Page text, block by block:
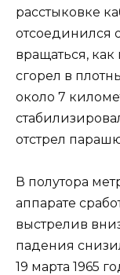
расстыковке
отсоединился
вращаться, как
сгорел в
около 7
отстрел
В полутора
аппарате
выстрелив
падения
19 марта 1965